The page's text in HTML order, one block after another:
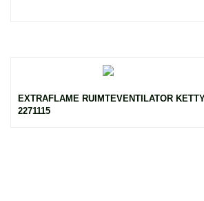
EXTRAFLAME RUIMTEVENTILATOR
2271115